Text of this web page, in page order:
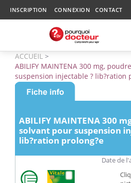
INSCRIPTION CONNEXION CONTACT
ACCUEIL >
ABILIFY MAINTENA 300 mg,
suspension injectable ? lib?ration
ABILIFY MAINTENA 300
solvant pour suspension
lib?ration prolong?e
Date de